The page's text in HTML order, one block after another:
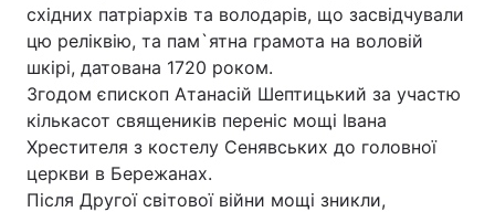
Екологія Регіони
Лонгріди
Інтерв'ю
східних патріархів та володарів, що засвідчували
цю реліквію, та пам`ятна грамота на воловій
шкірі, датована 1720 роком.
Згодом єпископ Атанасій Шептицький за участю
кількасот священиків переніс мощі Івана
Хрестителя з костелу Сенявських до головної
церкви в Бережанах.
Після Другої світової війни мощі зникли,